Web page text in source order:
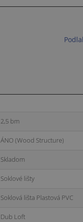
2,5 bm
ÁNO (Wood Structure)
Skladom
Soklové lišty
Soklová lišta Plastová PVC
Dub Loft